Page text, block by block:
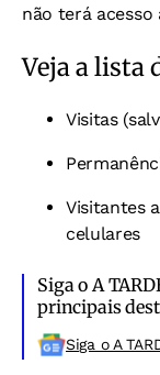
não terá acesso
Veja a lista
Visitas
Visitantes
celulares
Siga o A
principais
Siga o A